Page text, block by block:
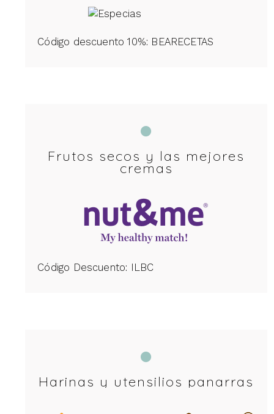
Código descuento 10%: BEARECETAS
Frutos secos y las mejores
cremas
Código Descuento: ILBC
Harinas y utensilios panarras